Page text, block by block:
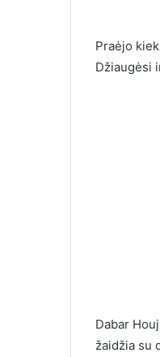
Praėjo
Džiaugėsi
Dabar
žaidžia su